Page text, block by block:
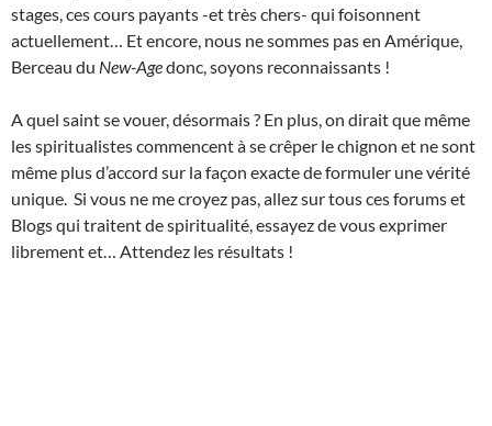
stages, ces cours payants -et très chers- qui foisonnent
actuellement… Et encore, nous ne sommes pas en Amérique,
Berceau du New-Agedonc, soyons reconnaissants !
A quel saint se vouer, désormais ? En plus, on dirait que même
les spiritualistes commencent à se crêper le chignon et ne sont
même plus d’accord sur la façon exacte de formuler une vérité
unique. Si vous ne me croyez pas, allez sur tous ces forums et
Blogs qui traitent de spiritualité, essayez de vous exprimer
librement et… Attendez les résultats !